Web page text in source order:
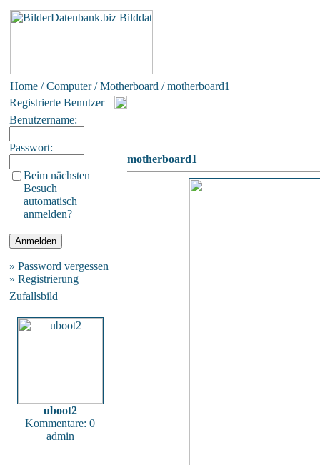
Home /Computer/Motherboard / motherboard1
Registrierte Benutzer
Benutzername:
Passwort:
Beim nächsten
Besuch
automatisch
anmelden?
» Password vergessen
» Registrierung
Zufallsbild
uboot2
Kommentare: 0
admin
motherboard1